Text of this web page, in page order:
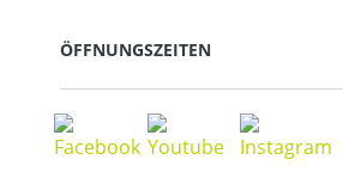
ÖFFNUNGSZEITEN